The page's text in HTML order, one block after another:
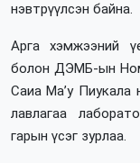
нэвтрүүлсэн байна.
Арга хэмжээний
болон ДЭМБ-ын
Саиа Ма’у Пиукала
лавлагаа
гарын үсэг зурлаа.